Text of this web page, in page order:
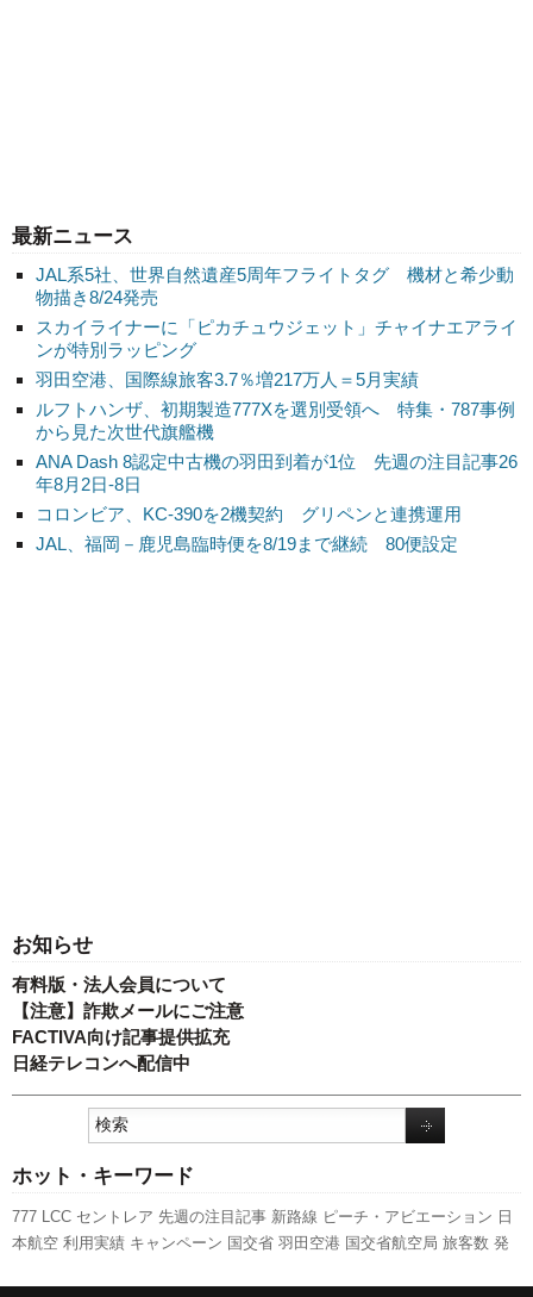
最新ニュース
JAL系5社、世界自然遺産5周年フライトタグ 機材と希少動
物描き8/24発売
スカイライナーに「ピカチュウジェット」チャイナエアライ
ンが特別ラッピング
羽田空港、国際線旅客3.7％増217万人＝5月実績
ルフトハンザ、初期製造777Xを選別受領へ 特集・787事例
から見た次世代旗艦機
ANA Dash 8認定中古機の羽田到着が1位 先週の注目記事26
年8月2日-8日
コロンビア、KC-390を2機契約 グリペンと連携運用
JAL、福岡－鹿児島臨時便を8/19まで継続 80便設定
お知らせ
有料版・法人会員について
【注意】詐欺メールにご注意
FACTIVA向け記事提供拡充
日経テレコンへ配信中
ホット・キーワード
777 LCC セントレア 先週の注目記事 新路線 ピーチ・アビエーション 日
本航空 利用実績 キャンペーン 国交省 羽田空港 国交省航空局 旅客数 発